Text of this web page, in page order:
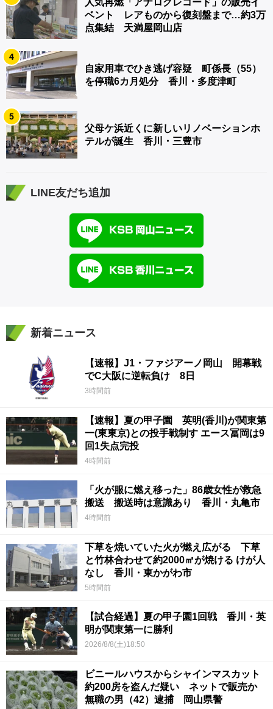
人気再燃「アナログレコード」の販売イ
ベント レアものから復刻盤まで…約3万
点集結 天満屋岡山店
4
自家用車でひき逃げ容疑 町係長（55）
を停職6カ月処分 香川・多度津町
5
父母ケ浜近くに新しいリノベーションホ
テルが誕生 香川・三豊市
LINE友だち追加
新着ニュース
【速報】J1・ファジアーノ岡山 開幕戦
でC大阪に逆転負け 8日
3時間前
【速報】夏の甲子園 英明(香川)が関東第
一(東東京)との投手戦制す エース冨岡は9
回1失点完投
4時間前
「火が服に燃え移った」86歳女性が救急
搬送 搬送時は意識あり 香川・丸亀市
4時間前
下草を焼いていた火が燃え広がる 下草
と竹林合わせて約2000㎡が焼ける けが人
なし 香川・東かがわ市
5時間前
【試合経過】夏の甲子園1回戦 香川・英
明が関東第一に勝利
2026/8/8(土)18:50
ビニールハウスからシャインマスカット
約200房を盗んだ疑い ネットで販売か
無職の男（42）逮捕 岡山県警